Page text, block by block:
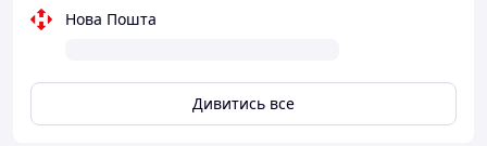
40.
Відповідність розміру
Нова Пошта
Дивитись все